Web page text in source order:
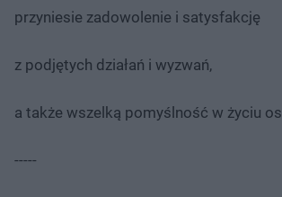
przyniesie zadowolenie i satysfakcję
z podjętych działań i wyzwań,
a także wszelką pomyślność w życiu
-----